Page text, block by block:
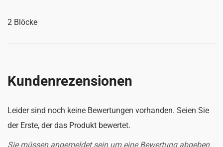
2 Blöcke
Kundenrezensionen
Leider sind noch keine Bewertungen vorhanden. Seien Sie
der Erste, der das Produkt bewertet.
Sie müssen angemeldet sein um eine Bewertung abgeben